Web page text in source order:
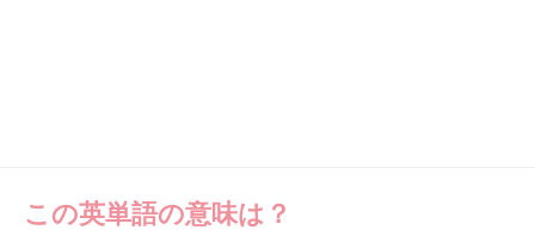
この英単語の意味は？